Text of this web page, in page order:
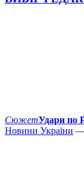
СюжетУдари по
Новини України —